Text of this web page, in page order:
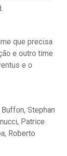
que precisa
e outro time
e o
Stephan
Patrice
Roberto